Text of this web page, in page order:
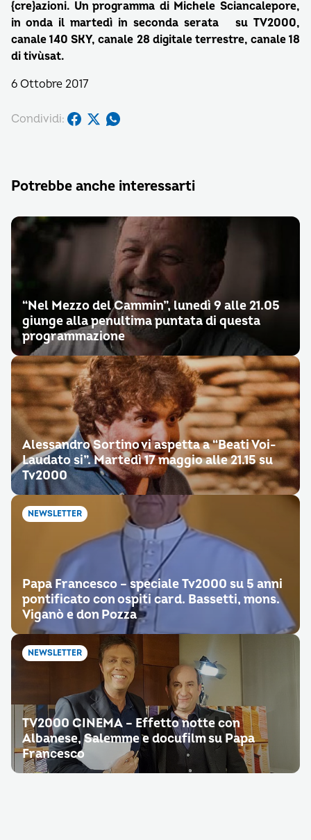
{cre}azioni. Un programma di Michele Sciancalepore,
in onda il martedì in seconda serata su TV2000,
canale 140 SKY, canale 28 digitale terrestre, canale 18
di tivùsat.
6 Ottobre 2017
Condividi:
Potrebbe anche interessarti
“Nel Mezzo del Cammin”, lunedì 9 alle 21.05
giunge alla penultima puntata di questa
programmazione
Alessandro Sortino vi aspetta a “Beati Voi-
Laudato si”. Martedì 17 maggio alle 21.15 su
Tv2000
NEWSLETTER
Papa Francesco – speciale Tv2000 su 5 anni
pontificato con ospiti card. Bassetti, mons.
Viganò e don Pozza
NEWSLETTER
TV2000 CINEMA – Effetto notte con
Albanese, Salemme e docufilm su Papa
Francesco